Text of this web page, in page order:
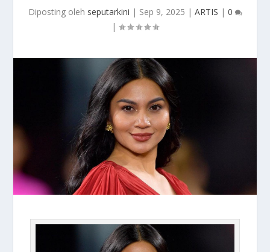
Diposting oleh seputarkini | Sep 9, 2025 | ARTIS | 0
|